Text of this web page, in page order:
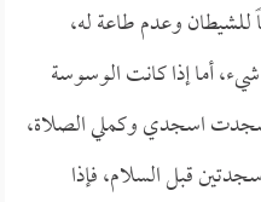
للشيطان وعدم طاعة له،
أما إذا كانت الوسوسة
اسجدي وكملي الصلاة،
قبل السلام، فإذا